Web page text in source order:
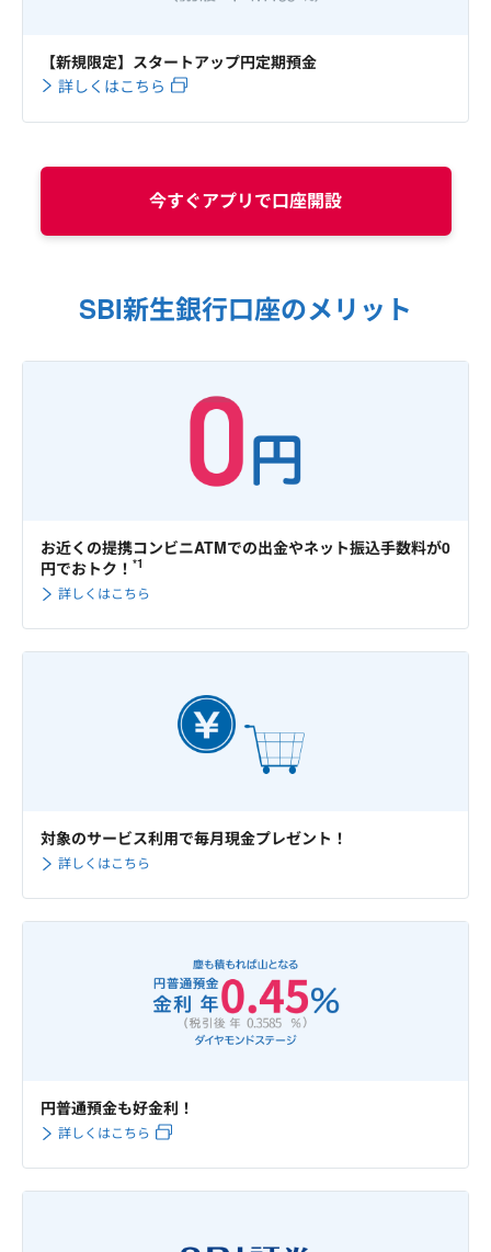
【新規限定】スタートアップ円定期預金
詳しくはこちら
今すぐアプリで口座開設
SBI新生銀行口座のメリット
お近くの提携コンビニATMでの出金やネット振込手数料が0
円でおトク！ *1
詳しくはこちら
対象のサービス利用で毎月現金プレゼント！
詳しくはこちら
円普通預金も好金利！
詳しくはこちら